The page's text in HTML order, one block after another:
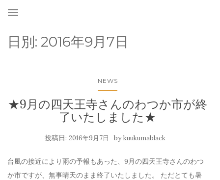
日別: 2016年9月7日
NEWS
★9月の四天王寺さんのわつか市が終
了いたしました★
投稿日: 2016年9月7日 bykuukumablack
台風の接近により雨の予報もあった、9月の四天王寺さんのわつ
か市ですが、無事晴天のまま終了いたしました。 ただとても暑